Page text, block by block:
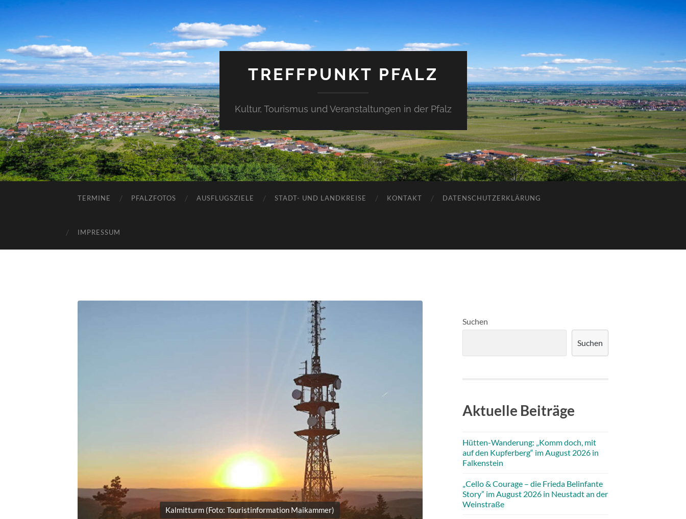
TREFFPUNKT PFALZ
Kultur, Tourismus und Veranstaltungen in der Pfalz
TERMINE PFALZFOTOS AUSFLUGSZIELE STADT- UND LANDKREISE KONTAKT DATENSCHUTZERKLÄRUNG
IMPRESSUM
Kalmitturm (Foto: Touristinformation Maikammer)
Suchen
Suchen
Aktuelle Beiträge
Hütten-Wanderung: „Komm doch, mit
auf den Kupferberg“ im August 2026 in
Falkenstein
„Cello & Courage – die Frieda Belinfante
Story” im August 2026 in Neustadt an der
Weinstraße